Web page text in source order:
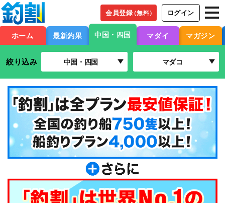
会員登録（無料） ログイン
ホーム 最新釣果 中国・四国 マダイ マガジン
絞り込み 中国・四国 マダコ